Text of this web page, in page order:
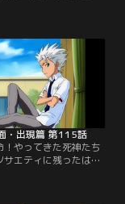
していた。その頃、ソ
ティの技術開発局で
強大な霊圧が迫ってい
ていた。それは藍染に
まれてきたアランカル
供：バンダイチャンネ
・出現篇 第115話
！やってきた死神たち
サエティに残ったはず